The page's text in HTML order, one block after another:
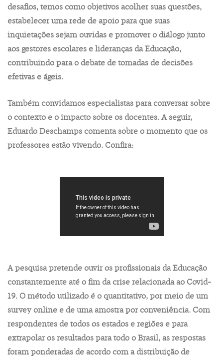
desafios, temos como objetivos acolher suas questões,
estabelecer uma rede de apoio para que suas
inquietações sejam ouvidas e promover o diálogo junto
aos gestores escolares e lideranças da Educação,
contribuindo para o debate de tomadas de decisões
efetivas e ágeis.
Também convidamos especialistas para conversar sobre
o contexto e o impacto sobre os docentes. A seguir,
Eduardo Deschamps comenta sobre o momento que os
professores estão vivendo. Confira:
A pesquisa pretende ouvir os profissionais da Educação
constantemente até o fim da crise relacionada ao Covid-
19. O método utilizado é o quantitativo, por meio de um
survey online e de uma amostra por conveniência. Com
respondentes de todos os estados e regiões e para
extrapolar os resultados para todo o Brasil, as respostas
foram ponderadas de acordo com a distribuição de